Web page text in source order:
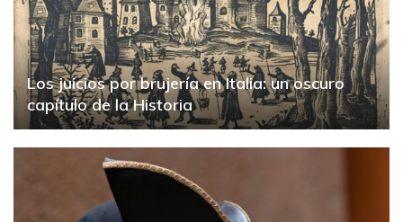
Los juicios por brujería en Italia: un oscuro
capítulo de la Historia